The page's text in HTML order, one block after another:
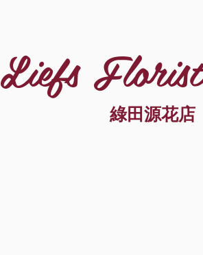
Liefs Florist
綠田源花店